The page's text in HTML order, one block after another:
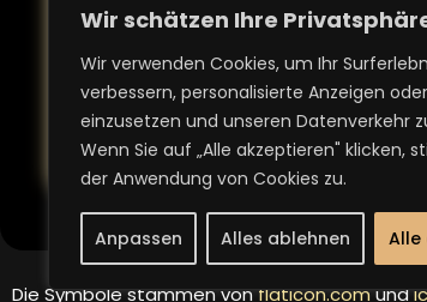
Wir schätzen Ihre
Wir verwenden Cookies, um Ihr
verbessern, personalisierte Anzeigen
einzusetzen und unseren Datenverkehr
Wenn Sie auf „Alle akzeptieren" klicken,
der Anwendung von Cookies zu.
Anpassen Alles ablehnen Alle
Die Symbole stammen vonflaticon.comund